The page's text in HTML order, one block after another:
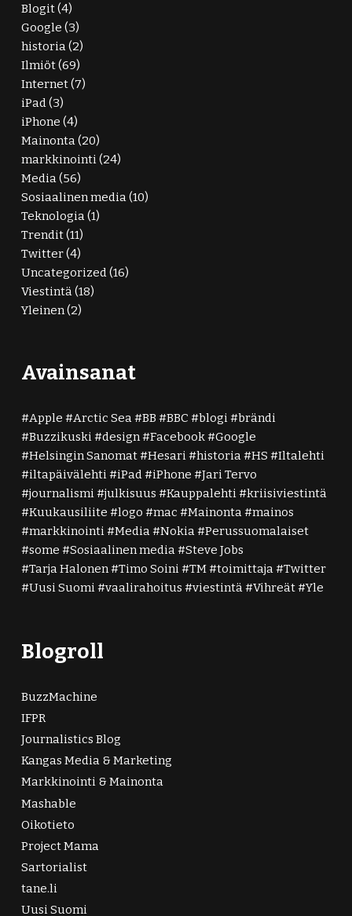
Blogit(4)
Google (3)
historia (2)
Ilmiöt(69)
Internet(7)
iPad (3)
iPhone (4)
Mainonta (20)
markkinointi (24)
Media (56)
Sosiaalinen media (10)
Teknologia (1)
Trendit(11)
Twitter(4)
Uncategorized (16)
Viestintä (18)
Yleinen (2)
Avainsanat
Apple Arctic Sea BB BBC blogi
brändi
Buzzikuski
design Facebook
Google
Helsingin Sanomat
Hesari historia HS
Iltalehti
iltapäivälehti
iPad iPhone
Jari Tervo
journalismi
julkisuus Kauppalehti
kriisiviestintä
Kuukausiliite
logo mac Mainonta
mainos
markkinointi
Media Nokia
Perussuomalaiset
some
Sosiaalinen media
Steve Jobs
Tarja Halonen
Timo Soini TM toimittaja
Twitter
Uusi Suomi
vaalirahoitus viestintä Vihreät Yle
Blogroll
BuzzMachine
IFPR
Journalistics Blog
Kangas Media & Marketing
Markkinointi & Mainonta
Mashable
Oikotieto
Project Mama
Sartorialist
tane.li
Uusi Suomi